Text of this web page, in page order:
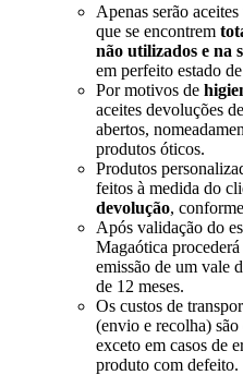
Apenas serão
que se encontrem
não utilizados e na
em perfeito estado
Por motivos de
aceites devoluções
abertos,
produtos óticos.
Produtos
feitos à medida do
devolução,
Após validação do
Magaótica
emissão de um vale
de 12 meses.
Os custos de
(envio e recolha)
exceto em casos de
produto com defeito.